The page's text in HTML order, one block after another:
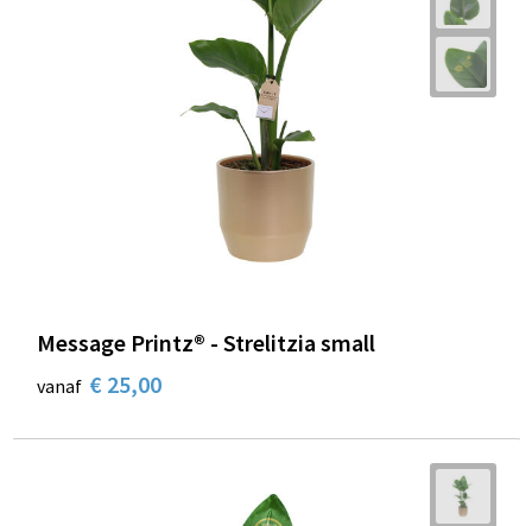
Message Printz® - Strelitzia small
vanaf € 25,00